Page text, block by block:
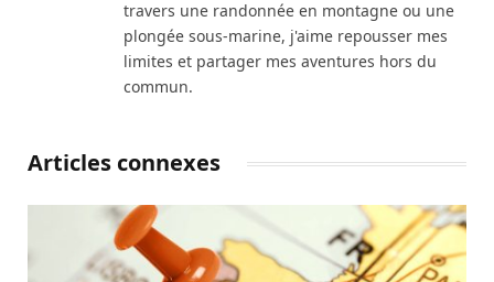
travers une randonnée en montagne ou une
plongée sous-marine, j'aime repousser mes
limites et partager mes aventures hors du
commun.
Articles connexes